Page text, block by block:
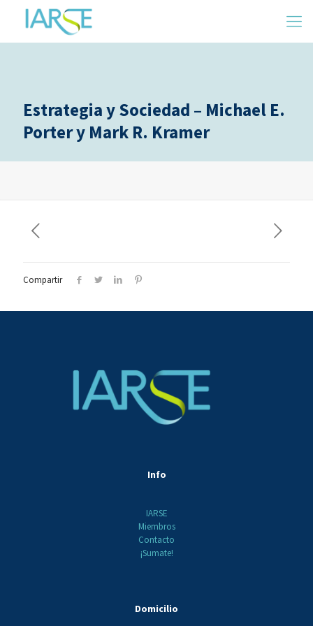
Estrategia y Sociedad – Michael E.
Porter y Mark R. Kramer
Compartir
Info
IARSE
Miembros
Contacto
¡Sumate!
Domicilio